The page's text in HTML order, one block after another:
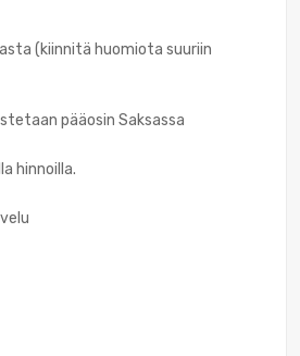
(kiinnitä huomiota suuriin
pääosin Saksassa
hinnoilla.